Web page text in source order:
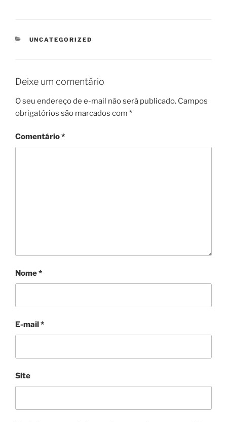
CATEGORIAS
UNCATEGORIZED
Deixe um comentário
O seu endereço de e-mail não será publicado. Campos
obrigatórios são marcados com *
Comentário*
Nome*
E-mail*
Site